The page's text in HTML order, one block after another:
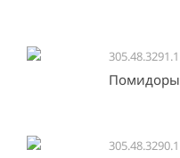
305.48.3291.1
Помидоры
305.48.3290.1